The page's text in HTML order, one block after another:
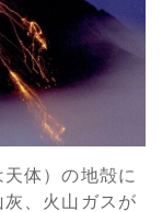
体）の地殻に
、火山ガスが